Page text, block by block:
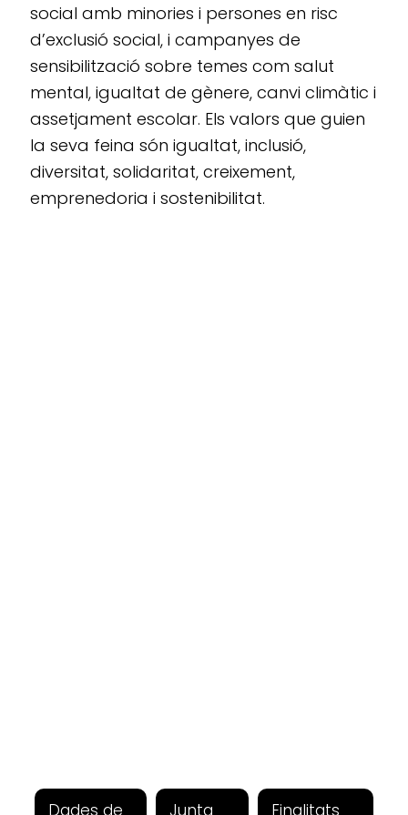
social amb minories i persones en risc
d’exclusió social, i campanyes de
sensibilització sobre temes com salut
mental, igualtat de gènere, canvi climàtic i
assetjament escolar. Els valors que guien
la seva feina són igualtat, inclusió,
diversitat, solidaritat, creixement,
emprenedoria i sostenibilitat.
Dades de
Junta
Finalitats